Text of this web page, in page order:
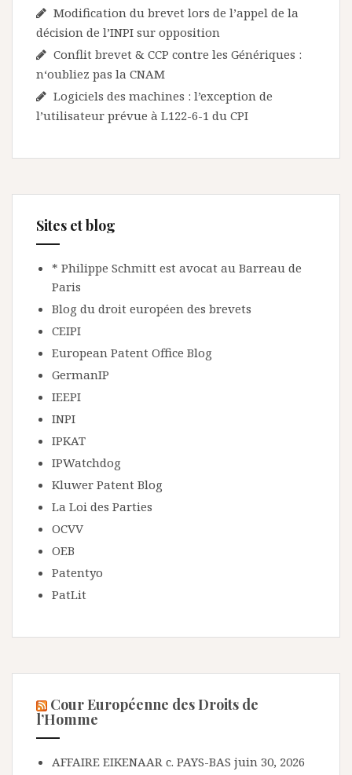
Modification du brevet lors de l’appel de la
décision de l’INPI sur opposition
Conflit brevet & CCP contre les Génériques :
n‘oubliez pas la CNAM
Logiciels des machines : l’exception de
l’utilisateur prévue à L122-6-1 du CPI
Sites et blog
* Philippe Schmitt est avocat au Barreau de
Paris
Blog du droit européen des brevets
CEIPI
European Patent Office Blog
GermanIP
IEEPI
INPI
IPKAT
IPWatchdog
Kluwer Patent Blog
La Loi des Parties
OCVV
OEB
Patentyo
PatLit
Cour Européenne des Droits de
l’Homme
AFFAIRE EIKENAAR c. PAYS-BAS juin 30, 2026